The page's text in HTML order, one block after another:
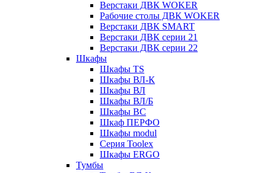
Верстаки ДВК WOKER
Рабочие столы ДВК WOKER
Верстаки ДВК SMART
Верстаки ДВК серии 21
Верстаки ДВК серии 22
Шкафы
Шкафы TS
Шкафы ВЛ-К
Шкафы ВЛ
Шкафы ВЛ/Б
Шкафы ВС
Шкаф ПЕРФО
Шкафы modul
Серия Toolex
Шкафы ERGO
Тумбы